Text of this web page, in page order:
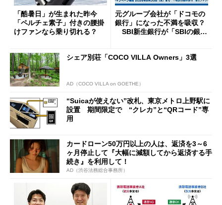
「酷暑日」が生まれた昨今
「ペルチェ素子」付きの腰掛
けファンなら乗り切れる？
元グループ会社が「ドコモの
銀行」になった不満を吸収？
SBI新生銀行が「SBIの銀
開催
シェア別荘「COCO VILLA Owners」3選
AD（COCO VILLA on GOETHE）
“Suicaが使えない”改札、東京メトロ上野駅に
設置 期間限定で “クレカ”と“QRコード”専
用
カードローン50万円以上の人は、返済を3～6
ヶ月停止して『大幅に減額してから返済する手
続き』を利用して！
AD（渋谷法務総合事務所）